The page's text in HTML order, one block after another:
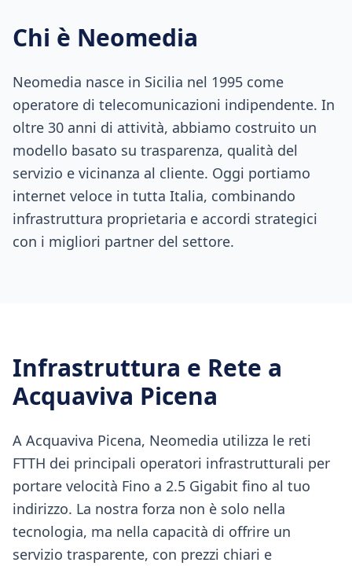
Chi è Neomedia
Neomedia nasce in Sicilia nel 1995 come
operatore di telecomunicazioni indipendente. In
oltre 30 anni di attività, abbiamo costruito un
modello basato su trasparenza, qualità del
servizio e vicinanza al cliente. Oggi portiamo
internet veloce in tutta Italia, combinando
infrastruttura proprietaria e accordi strategici
con i migliori partner del settore.
Infrastruttura e Rete a
Acquaviva Picena
A Acquaviva Picena, Neomedia utilizza le reti
FTTH dei principali operatori infrastrutturali per
portare velocità Fino a 2.5 Gigabit fino al tuo
indirizzo. La nostra forza non è solo nella
tecnologia, ma nella capacità di offrire un
servizio trasparente, con prezzi chiari e